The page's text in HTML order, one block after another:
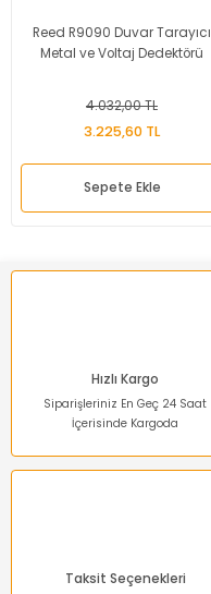
Reed R9090 Duvar Tarayıcı
Metal ve Voltaj Dedektörü
4.032,00 TL
3.225,60 TL
Sepete Ekle
Hızlı Kargo
Siparişleriniz En Geç 24 Saat
İçerisinde Kargoda
Taksit Seçenekleri